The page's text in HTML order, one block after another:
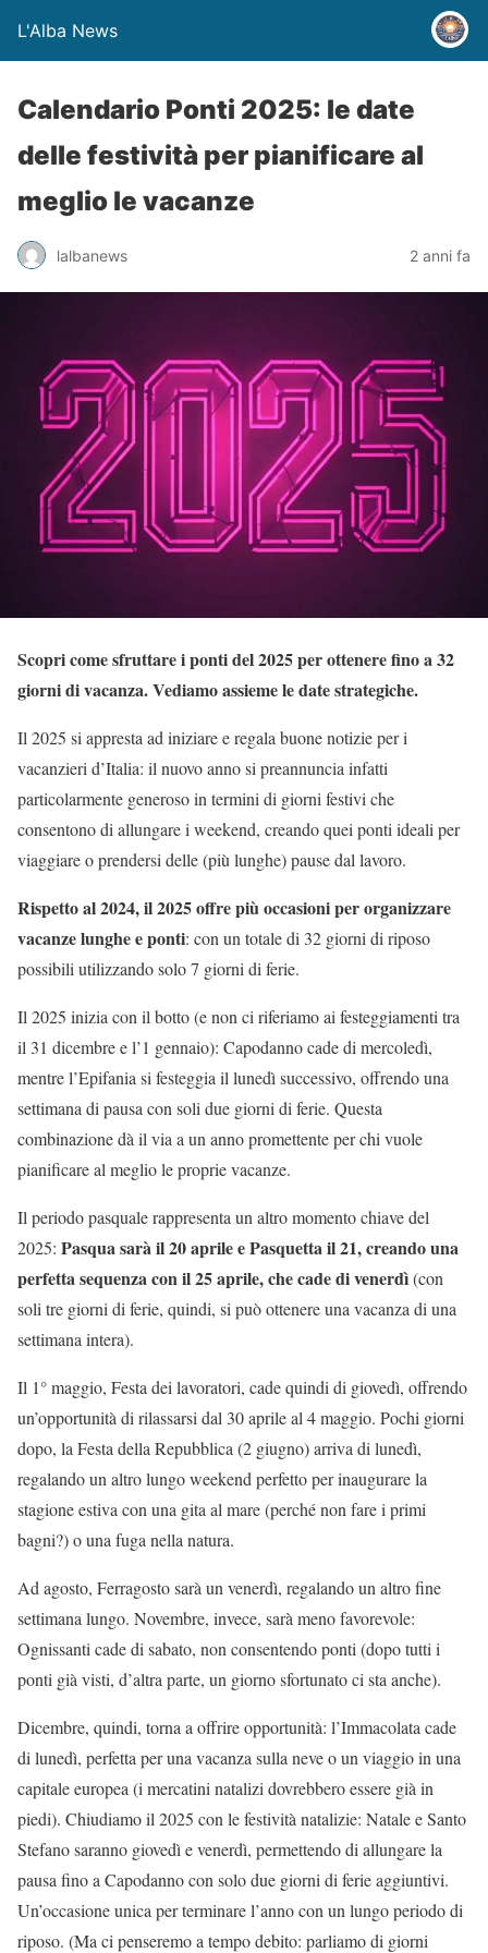
L'Alba News
Calendario Ponti 2025: le date
delle festività per pianificare al
meglio le vacanze
lalbanews 2 anni fa
Scopri come sfruttare i ponti del 2025 per ottenere fino a 32
giorni di vacanza. Vediamo assieme le date strategiche.
Il 2025 si appresta ad iniziare e regala buone notizie per i
vacanzieri d’Italia: il nuovo anno si preannuncia infatti
particolarmente generoso in termini di giorni festivi che
consentono di allungare i weekend, creando quei ponti ideali per
viaggiare o prendersi delle (più lunghe) pause dal lavoro.
Rispetto al 2024, il 2025 offre più occasioni per organizzare
vacanze lunghe e ponti: con un totale di 32 giorni di riposo
possibili utilizzando solo 7 giorni di ferie.
Il 2025 inizia con il botto (e non ci riferiamo ai festeggiamenti tra
il 31 dicembre e l’1 gennaio): Capodanno cade di mercoledì,
mentre l’Epifania si festeggia il lunedì successivo, offrendo una
settimana di pausa con soli due giorni di ferie. Questa
combinazione dà il via a un anno promettente per chi vuole
pianificare al meglio le proprie vacanze.
Il periodo pasquale rappresenta un altro momento chiave del
2025: Pasqua sarà il 20 aprile e Pasquetta il 21, creando una
perfetta sequenza con il 25 aprile, che cade di venerdì(con
soli tre giorni di ferie, quindi, si può ottenere una vacanza di una
settimana intera).
Il 1° maggio, Festa dei lavoratori, cade quindi di giovedì, offrendo
un’opportunità di rilassarsi dal 30 aprile al 4 maggio. Pochi giorni
dopo, la Festa della Repubblica (2 giugno) arriva di lunedì,
regalando un altro lungo weekend perfetto per inaugurare la
stagione estiva con una gita al mare (perché non fare i primi
bagni?) o una fuga nella natura.
Ad agosto, Ferragosto sarà un venerdì, regalando un altro fine
settimana lungo. Novembre, invece, sarà meno favorevole:
Ognissanti cade di sabato, non consentendo ponti (dopo tutti i
ponti già visti, d’altra parte, un giorno sfortunato ci sta anche).
Dicembre, quindi, torna a offrire opportunità: l’Immacolata cade
di lunedì, perfetta per una vacanza sulla neve o un viaggio in una
capitale europea (i mercatini natalizi dovrebbero essere già in
piedi). Chiudiamo il 2025 con le festività natalizie: Natale e Santo
Stefano saranno giovedì e venerdì, permettendo di allungare la
pausa fino a Capodanno con solo due giorni di ferie aggiuntivi.
Un’occasione unica per terminare l’anno con un lungo periodo di
riposo. (Ma ci penseremo a tempo debito: parliamo di giorni